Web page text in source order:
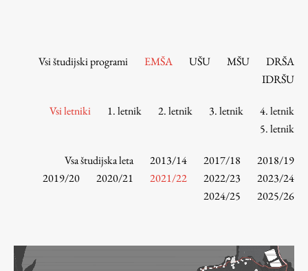
Mednarodno sodelovanje
Tržna dejavnost
Intranet UL FA
Spletni arhiv DEPO
Vsi študijski programi EMŠA UŠU MŠU
DRŠA
IDRŠU
Vsi letniki 1. letnik 2. letnik 3. letnik
4. letnik
5. letnik
Vsa študijska leta 2013/14 2017/18
2018/19
2019/20
2020/21 2021/22 2022/23
2023/24
2024/25
2025/26